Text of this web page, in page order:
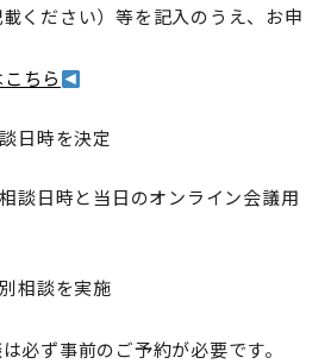
ください）等を記入のうえ、お申
ちら
日時を決定
談日時と当日のオンライン会議用
相談を実施
必ず事前のご予約が必要です。